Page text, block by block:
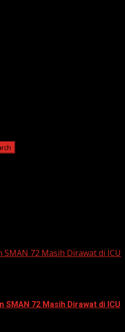
SMAN 72 Masih Dirawat di ICU
SMAN 72 Masih Dirawat di ICU